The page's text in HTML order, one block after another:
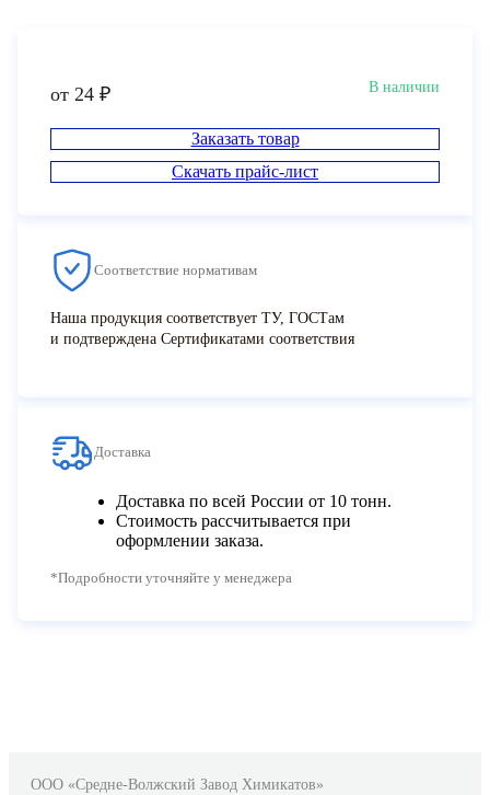
от 24 ₽ В наличии
Заказать товар
Скачать прайс-лист
Соответствие нормативам
Наша продукция соответствует ТУ, ГОСТам
и подтверждена Сертификатами соответствия
Доставка
Доставка по всей России от 10 тонн.
Стоимость рассчитывается при
оформлении заказа.
*Подробности уточняйте у менеджера
ООО «Средне-Волжский Завод Химикатов»